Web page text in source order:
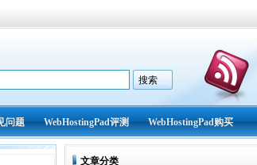
问题 WebHostingPad评测 WebHostingPad购买
文章分类